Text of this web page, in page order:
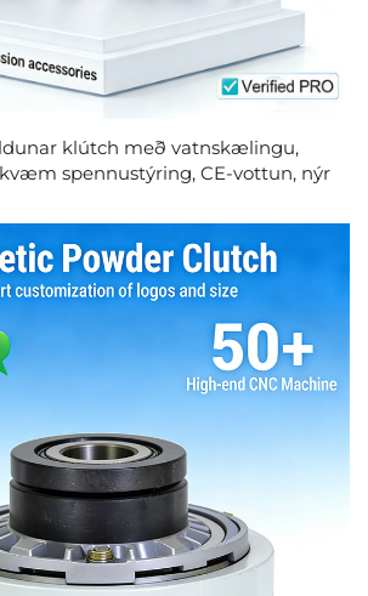
klútch með vatnskælingu,
spennustýring, CE-vottun, nýr